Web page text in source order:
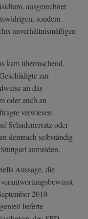
ausgerechnet
sondern
unverhältnismäßigen
kam überraschend,
zur
an das
oder auch an
verwiesen
Schadenersatz oder
demnach selbständig
anmelden.
Aussage, die
2010
lieferte